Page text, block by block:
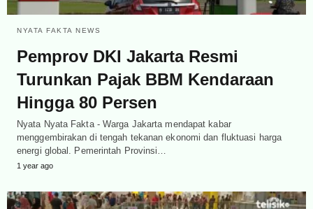
NYATA FAKTA NEWS
Pemprov DKI Jakarta Resmi
Turunkan Pajak BBM Kendaraan
Hingga 80 Persen
Nyata Nyata Fakta - Warga Jakarta mendapat kabar
menggembirakan di tengah tekanan ekonomi dan fluktuasi harga
energi global. Pemerintah Provinsi…
1 year ago